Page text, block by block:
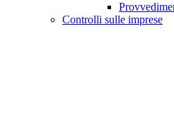
Controlli sulle imprese